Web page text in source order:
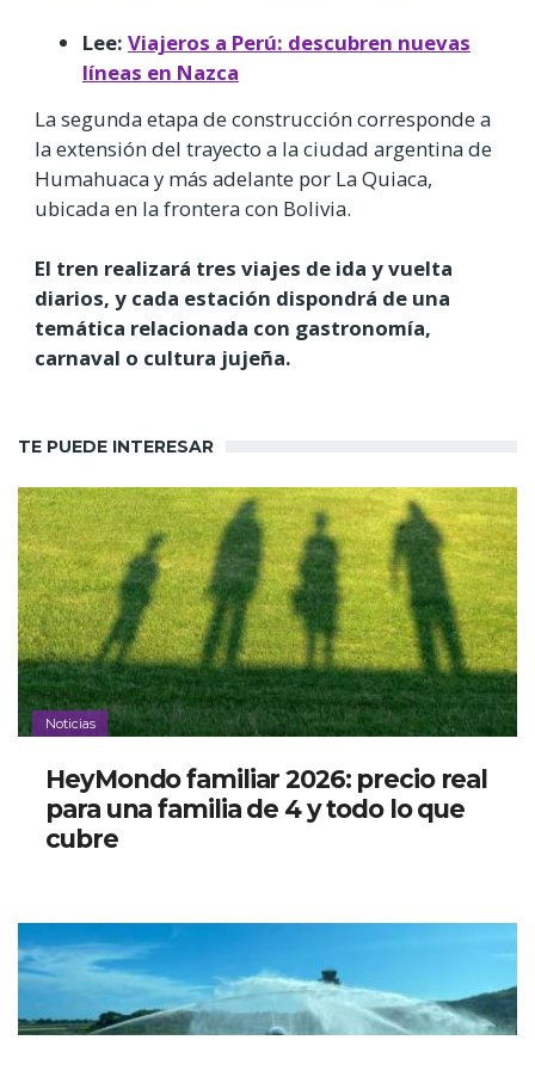
Lee: Viajeros a Perú: descubren nuevas
líneas en Nazca
La segunda etapa de construcción corresponde a
la extensión del trayecto a la ciudad argentina de
Humahuaca y más adelante por La Quiaca,
ubicada en la frontera con Bolivia.
El tren realizará tres viajes de ida y vuelta
diarios, y cada estación dispondrá de una
temática relacionada con gastronomía,
carnaval o cultura jujeña.
TE PUEDE INTERESAR
Noticias
HeyMondo familiar 2026: precio real
para una familia de 4 y todo lo que
cubre